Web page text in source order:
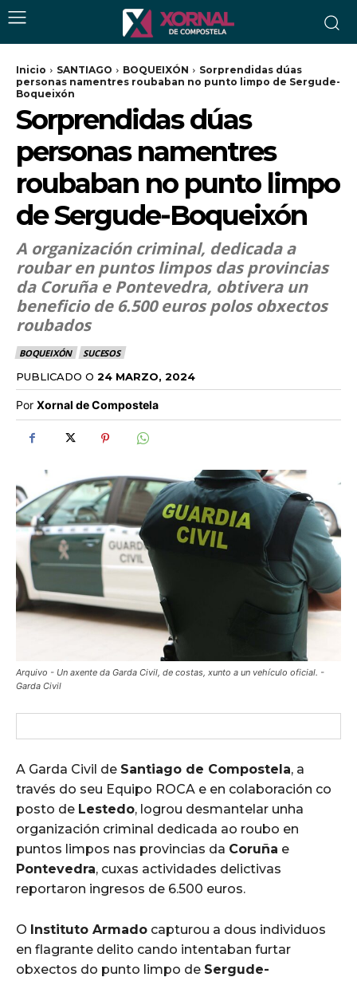
Inicio SANTIAGO BOQUEIXÓN
Sorprendidas dúas
personas namentres roubaban no punto limpo de Sergude-
Boqueixón
Sorprendidas dúas
personas namentres
roubaban no punto limpo
de Sergude-Boqueixón
A organización criminal, dedicada a
roubar en puntos limpos das provincias
da Coruña e Pontevedra, obtivera un
beneficio de 6.500 euros polos obxectos
roubados
BOQUEIXÓN SUCESOS
PUBLICADO O 24 MARZO, 2024
Por Xornal de Compostela
Arquivo - Un axente da Garda Civil, de costas, xunto a un vehículo oficial. -
Garda Civil
A Garda Civil de Santiago de Compostela, a
través do seu Equipo ROCA e en colaboración co
posto de Lestedo, logrou desmantelar unha
organización criminal dedicada ao roubo en
puntos limpos nas provincias da Coruña e
Pontevedra, cuxas actividades delictivas
reportaron ingresos de 6.500 euros.
O Instituto Armado capturou a dous individuos
en flagrante delito cando intentaban furtar
obxectos do punto limpo de Sergude-